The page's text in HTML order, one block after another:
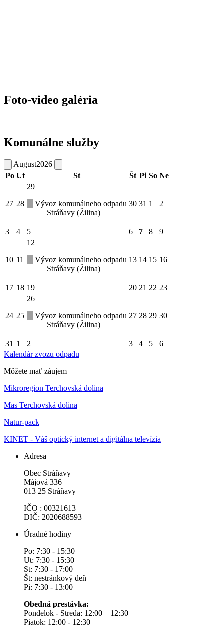
Foto-video galéria
Komunálne služby
August2026
Po Ut St Št Pi So Ne
27 28
29
Vývoz komunálneho odpadu
Stráňavy (Žilina)
30 31 1 2
3 4 5 6 7 8 9
10 11
12
Vývoz komunálneho odpadu
Stráňavy (Žilina)
13 14 15 16
17 18 19 20 21 22 23
24 25
26
Vývoz komunálneho odpadu
Stráňavy (Žilina)
27 28 29 30
31 1 2 3 4 5
6
Kalendár zvozu odpadu
Môžete mať záujem
Mikroregion Terchovská dolina
Mas Terchovská dolina
Natur-pack
KINET - Váš optický internet a digitálna televízia
Adresa
Obec Stráňavy
Májová 336
013 25 Stráňavy
IČO : 00321613
DIČ: 2020688593
Úradné hodiny
Po: 7:30 - 15:30
Ut: 7:30 - 15:30
St: 7:30 - 17:00
Št: nestránkový deň
Pi: 7:30 - 13:00
Obedná prestávka:
Pondelok - Streda: 12:00 – 12:30
Piatok: 12:00 - 12:30